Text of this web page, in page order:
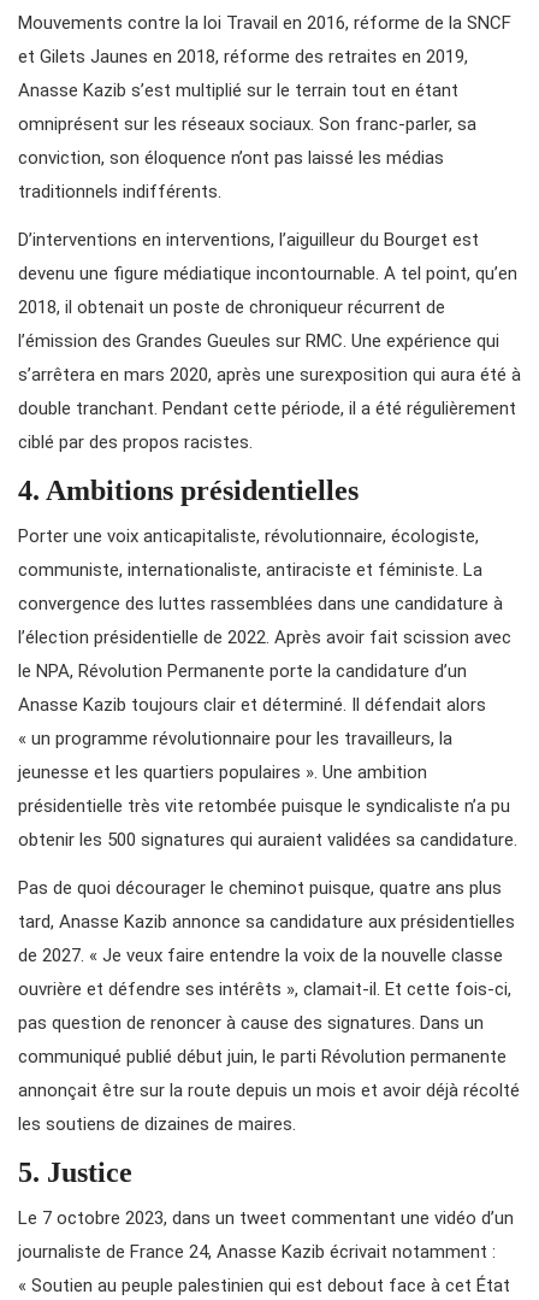
Mouvements contre la loi Travail en 2016, réforme de la SNCF
et Gilets Jaunes en 2018, réforme des retraites en 2019,
Anasse Kazib s’est multiplié sur le terrain tout en étant
omniprésent sur les réseaux sociaux. Son franc-parler, sa
conviction, son éloquence n’ont pas laissé les médias
traditionnels indifférents.
D’interventions en interventions, l’aiguilleur du Bourget est
devenu une figure médiatique incontournable. A tel point, qu’en
2018, il obtenait un poste de chroniqueur récurrent de
l’émission des Grandes Gueules sur RMC. Une expérience qui
s’arrêtera en mars 2020, après une surexposition qui aura été à
double tranchant. Pendant cette période, il a été régulièrement
ciblé par des propos racistes.
4. Ambitions présidentielles
Porter une voix anticapitaliste, révolutionnaire, écologiste,
communiste, internationaliste, antiraciste et féministe. La
convergence des luttes rassemblées dans une candidature à
l’élection présidentielle de 2022. Après avoir fait scission avec
le NPA, Révolution Permanente porte la candidature d’un
Anasse Kazib toujours clair et déterminé. Il défendait alors
« un programme révolutionnaire pour les travailleurs, la
jeunesse et les quartiers populaires ». Une ambition
présidentielle très vite retombée puisque le syndicaliste n’a pu
obtenir les 500 signatures qui auraient validées sa candidature.
Pas de quoi décourager le cheminot puisque, quatre ans plus
tard, Anasse Kazib annonce sa candidature aux présidentielles
de 2027. « Je veux faire entendre la voix de la nouvelle classe
ouvrière et défendre ses intérêts », clamait-il. Et cette fois-ci,
pas question de renoncer à cause des signatures. Dans un
communiqué publié début juin, le parti Révolution permanente
annonçait être sur la route depuis un mois et avoir déjà récolté
les soutiens de dizaines de maires.
5. Justice
Le 7 octobre 2023, dans un tweet commentant une vidéo d’un
journaliste de France 24, Anasse Kazib écrivait notamment :
« Soutien au peuple palestinien qui est debout face à cet État